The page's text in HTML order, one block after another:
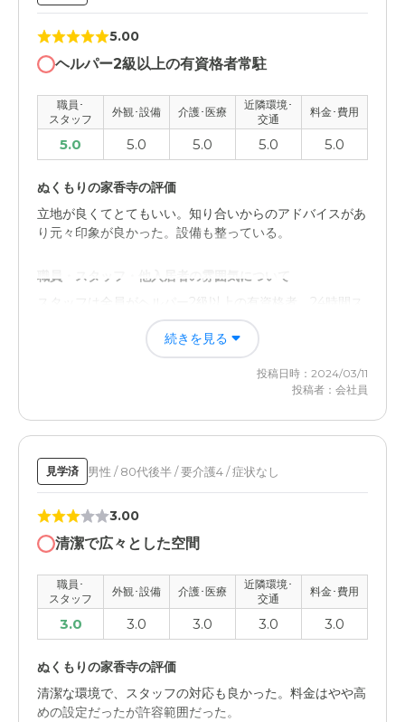
5.00
ヘルパー2級以上の有資格者常駐
職員･
スタッフ
外観･設備 介護･医療
近隣環境･
交通
料金･費用
5.0 5.0 5.0 5.0 5.0
ぬくもりの家香寺の評価
立地が良くてとてもいい。知り合いからのアドバイスがあ
り元々印象が良かった。設備も整っている。
職員・スタッフ・他入居者の雰囲気について
スタッフは全員がヘルパー2級以上の有資格者。24時間ス
タッフが常駐していて安心できる。
居室は完全個室制で、個人のプライバシーを大切にでき
スタッフが全員ヘルパー2級以上の有資格者。医師による
訪問診療や訪問介護も受けられる。
近隣環境や交通アクセスについて
騒音とかもなく静かで落ち着いて生活できる。
料金費用について
家賃、共益費、生活管理費で月額87600円からの低価格
で入居できる。食事費もリーズナブル。
続きを見る
投稿日時：2024/03/11
投稿者：会社員
見学済 男性 / 80代後半 / 要介護4 / 症状なし
3.00
清潔で広々とした空間
職員･
スタッフ
外観･設備 介護･医療
近隣環境･
交通
料金･費用
3.0 3.0 3.0 3.0 3.0
ぬくもりの家香寺の評価
清潔な環境で、スタッフの対応も良かった。料金はやや高
めの設定だったが許容範囲だった。